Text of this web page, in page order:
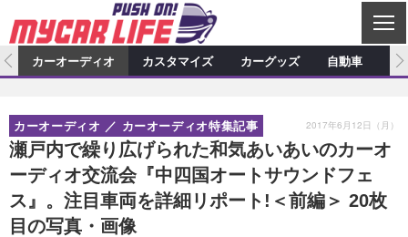
C
L
S
E
カーオーディオ
プロショップ検索 ショップ訪問記
カーオーディオニュース デモカー製作記
その他
カスタマイズ特集記事 カスタマイズ新製品情報
カスタマイズニュース
カーグッズ
カーグッズ特集記事 カーグッズ新製品情報
カーグッズニュース
自動車
ニュース
アクセスランキング
カーオーディオ カスタマイズ カーグッズ 自動車
瀬戸内で繰り広げられた和気あいあいのカーオ
ーディオ交流会『中四国オートサウンドフェ
ス』。注目車両を詳細リポート!＜前編＞ 20枚
目の写真・画像
カーオーディオ カーオーディオ特集記事 2017年6月12日（月）